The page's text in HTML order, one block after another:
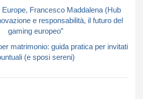
Francesco Maddalena (Hub
e responsabilità, il futuro del
gaming europeo”
matrimonio: guida pratica per invitati
(e sposi sereni)